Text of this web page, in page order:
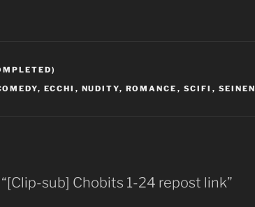
, ECCHI , NUDITY, ROMANCE , SCIFI , SEINEN
sub] Chobits 1-24 repost link”